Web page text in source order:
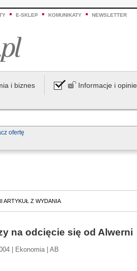
E-SKLEP KOMUNIKATY NEWSLETTER
i biznes Informacje i opinie
ofertę
ARTYKUŁ Z WYDANIA
na odcięcie się od Alwerni
| Ekonomia | AB